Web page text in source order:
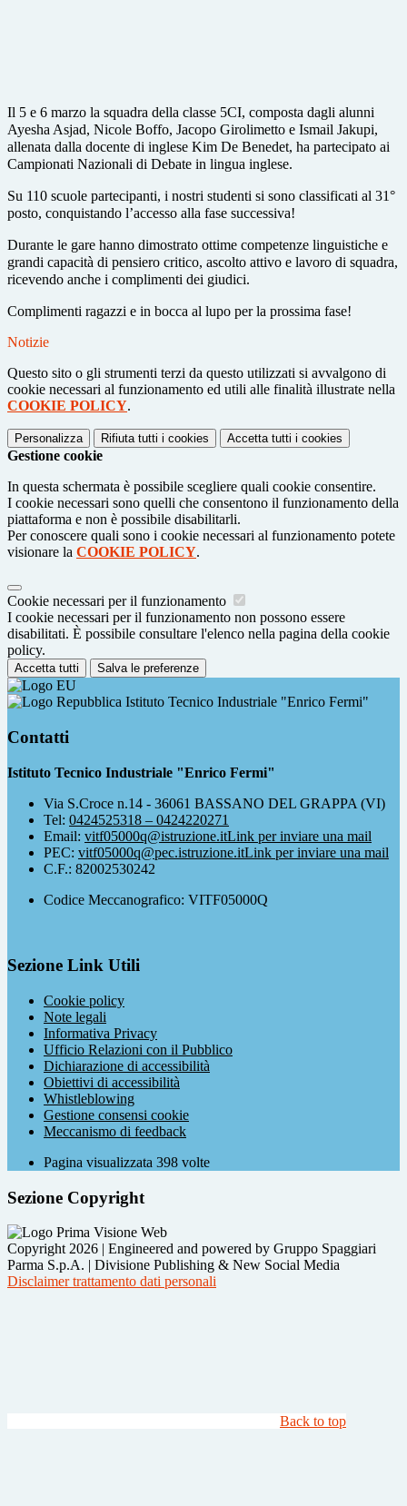
Il 5 e 6 marzo la squadra della classe 5CI, composta dagli alunni
Ayesha Asjad, Nicole Boffo, Jacopo Girolimetto e Ismail Jakupi,
allenata dalla docente di inglese Kim De Benedet, ha partecipato ai
Campionati Nazionali di Debate in lingua inglese.
Su 110 scuole partecipanti, i nostri studenti si sono classificati al 31°
posto, conquistando l’accesso alla fase successiva!
Durante le gare hanno dimostrato ottime competenze linguistiche e
grandi capacità di pensiero critico, ascolto attivo e lavoro di squadra,
ricevendo anche i complimenti dei giudici.
Complimenti ragazzi e in bocca al lupo per la prossima fase!
Notizie
Questo sito o gli strumenti terzi da questo utilizzati si avvalgono di
cookie necessari al funzionamento ed utili alle finalità illustrate nella
COOKIE POLICY.
Personalizza Rifiuta tutti i cookies Accetta tutti i cookies
Gestione cookie
In questa schermata è possibile scegliere quali cookie consentire.
I cookie necessari sono quelli che consentono il funzionamento della
piattaforma e non è possibile disabilitarli.
Per conoscere quali sono i cookie necessari al funzionamento potete
visionare la COOKIE POLICY.
Cookie necessari per il funzionamento
I cookie necessari per il funzionamento non possono essere
disabilitati. È possibile consultare l'elenco nella pagina della cookie
policy.
Accetta tutti Salva le preferenze
Istituto Tecnico Industriale "Enrico Fermi"
Contatti
Istituto Tecnico Industriale "Enrico Fermi"
Via S.Croce n.14 - 36061 BASSANO DEL GRAPPA (VI)
Tel: 0424525318 – 0424220271
Email: vitf05000q@istruzione.itLink per inviare una mail
PEC: vitf05000q@pec.istruzione.itLink per inviare una mail
C.F.: 82002530242
Codice Meccanografico: VITF05000Q
Sezione Link Utili
Cookie policy
Note legali
Informativa Privacy
Ufficio Relazioni con il Pubblico
Dichiarazione di accessibilità
Obiettivi di accessibilità
Whistleblowing
Gestione consensi cookie
Meccanismo di feedback
Pagina visualizzata 398 volte
Sezione Copyright
Copyright 2026 | Engineered and powered by Gruppo Spaggiari
Parma S.p.A. | Divisione Publishing & New Social Media
Disclaimer trattamento dati personali
Back to top